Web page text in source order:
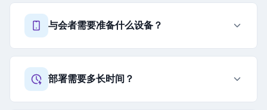
与会者需要准备什么设备？
部署需要多长时间？